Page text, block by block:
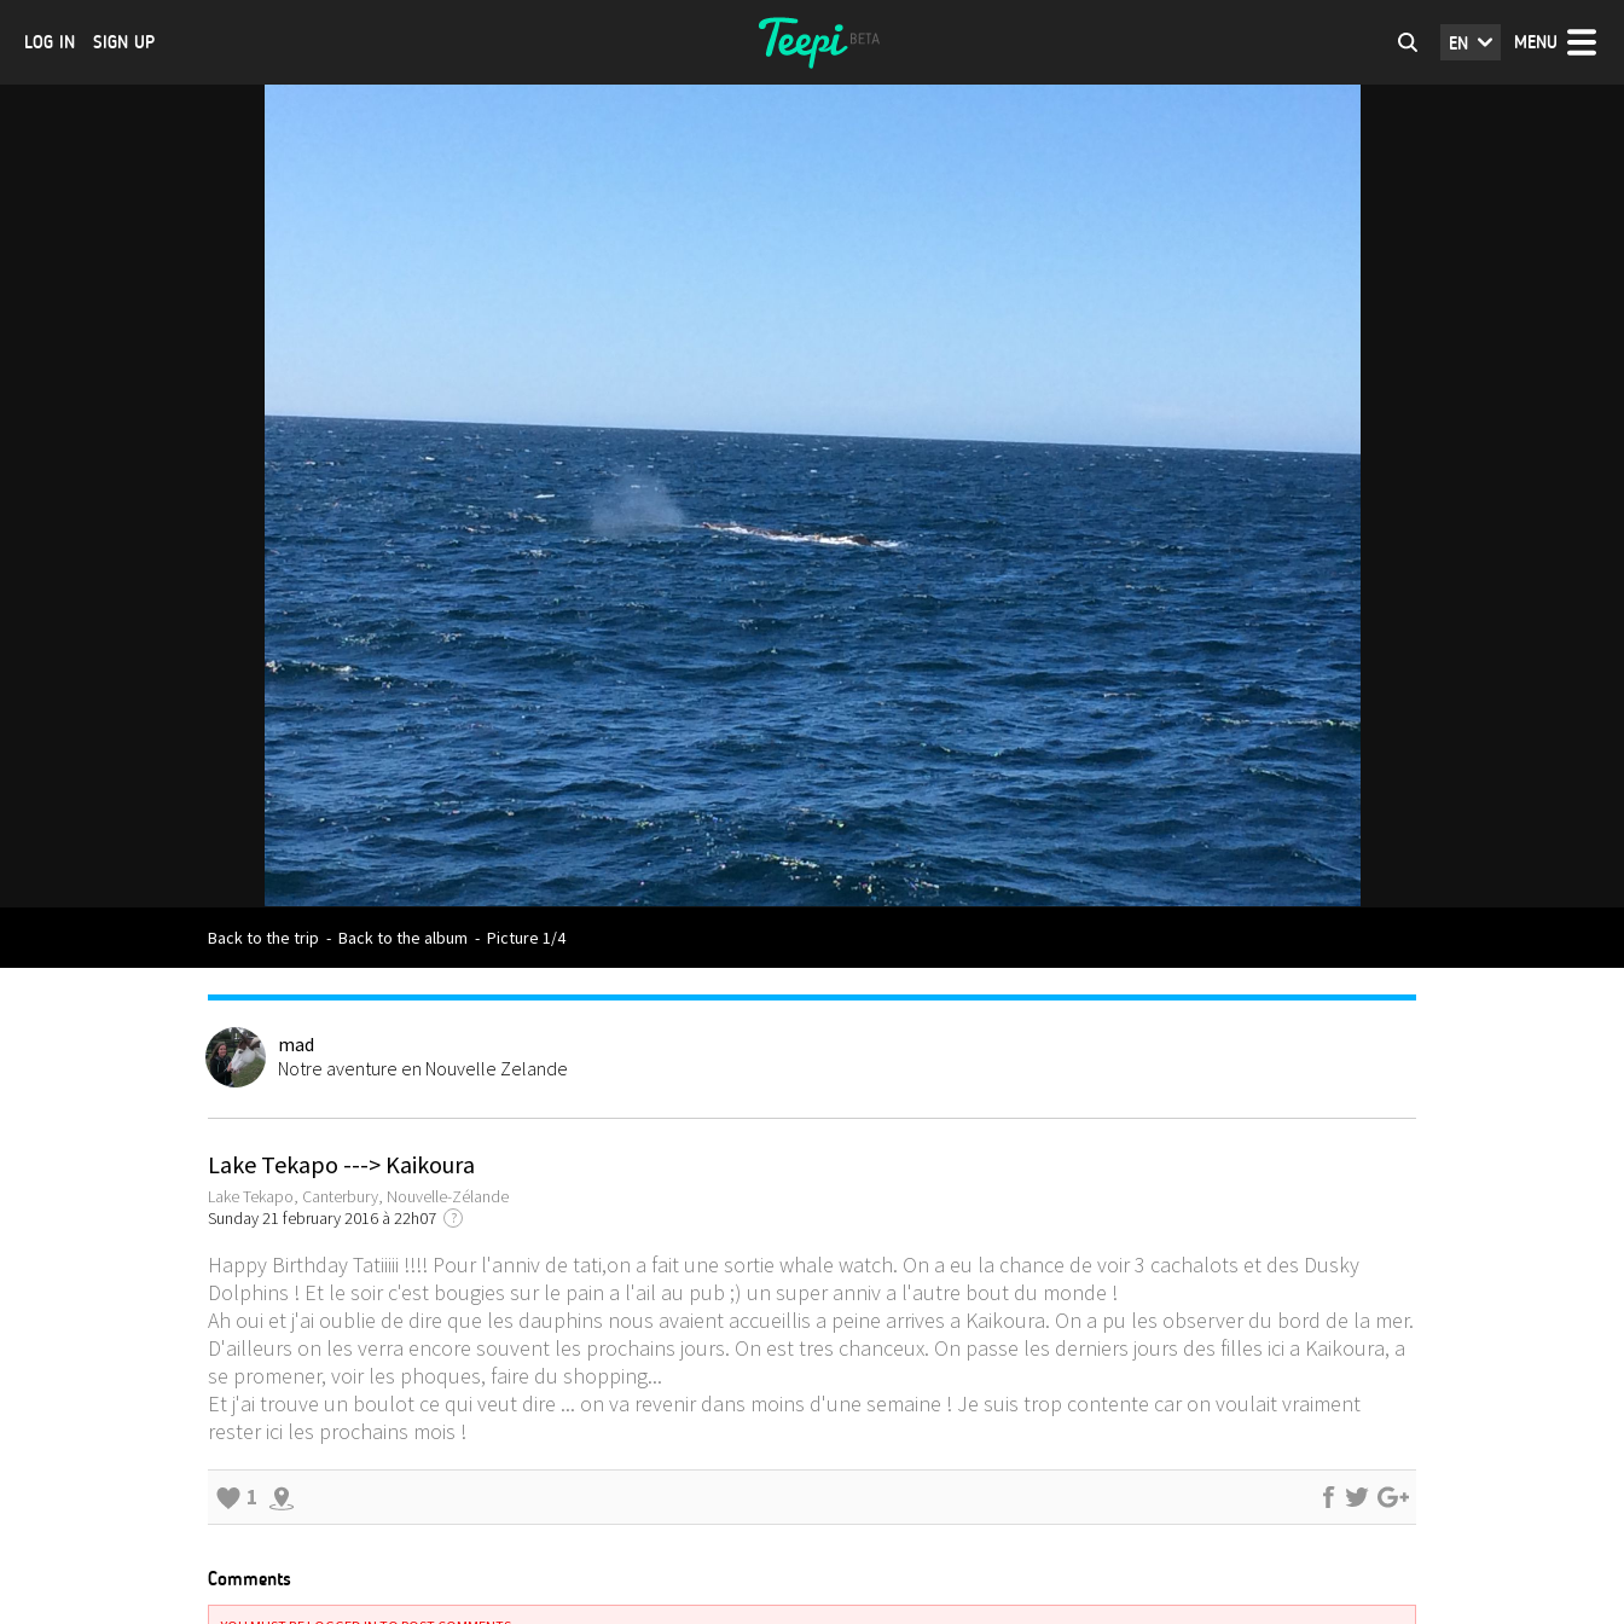
LOG IN SIGN UP MENU
EN
Back to the trip - Back to the album - Picture 1/4
mad
Notre aventure en Nouvelle Zelande
Lake Tekapo ---> Kaikoura
Lake Tekapo, Canterbury, Nouvelle-Zélande
Sunday 21 february 2016 à 22h07
?
Happy Birthday Tatiiiii !!!! Pour l'anniv de tati,on a fait une sortie whale watch. On a eu la chance de voir 3 cachalots et des Dusky
Dolphins ! Et le soir c'est bougies sur le pain a l'ail au pub ;) un super anniv a l'autre bout du monde !
Ah oui et j'ai oublie de dire que les dauphins nous avaient accueillis a peine arrives a Kaikoura. On a pu les observer du bord de la mer.
D'ailleurs on les verra encore souvent les prochains jours. On est tres chanceux. On passe les derniers jours des filles ici a Kaikoura, a
se promener, voir les phoques, faire du shopping...
Et j'ai trouve un boulot ce qui veut dire ... on va revenir dans moins d'une semaine ! Je suis trop contente car on voulait vraiment
rester ici les prochains mois !
1
Comments